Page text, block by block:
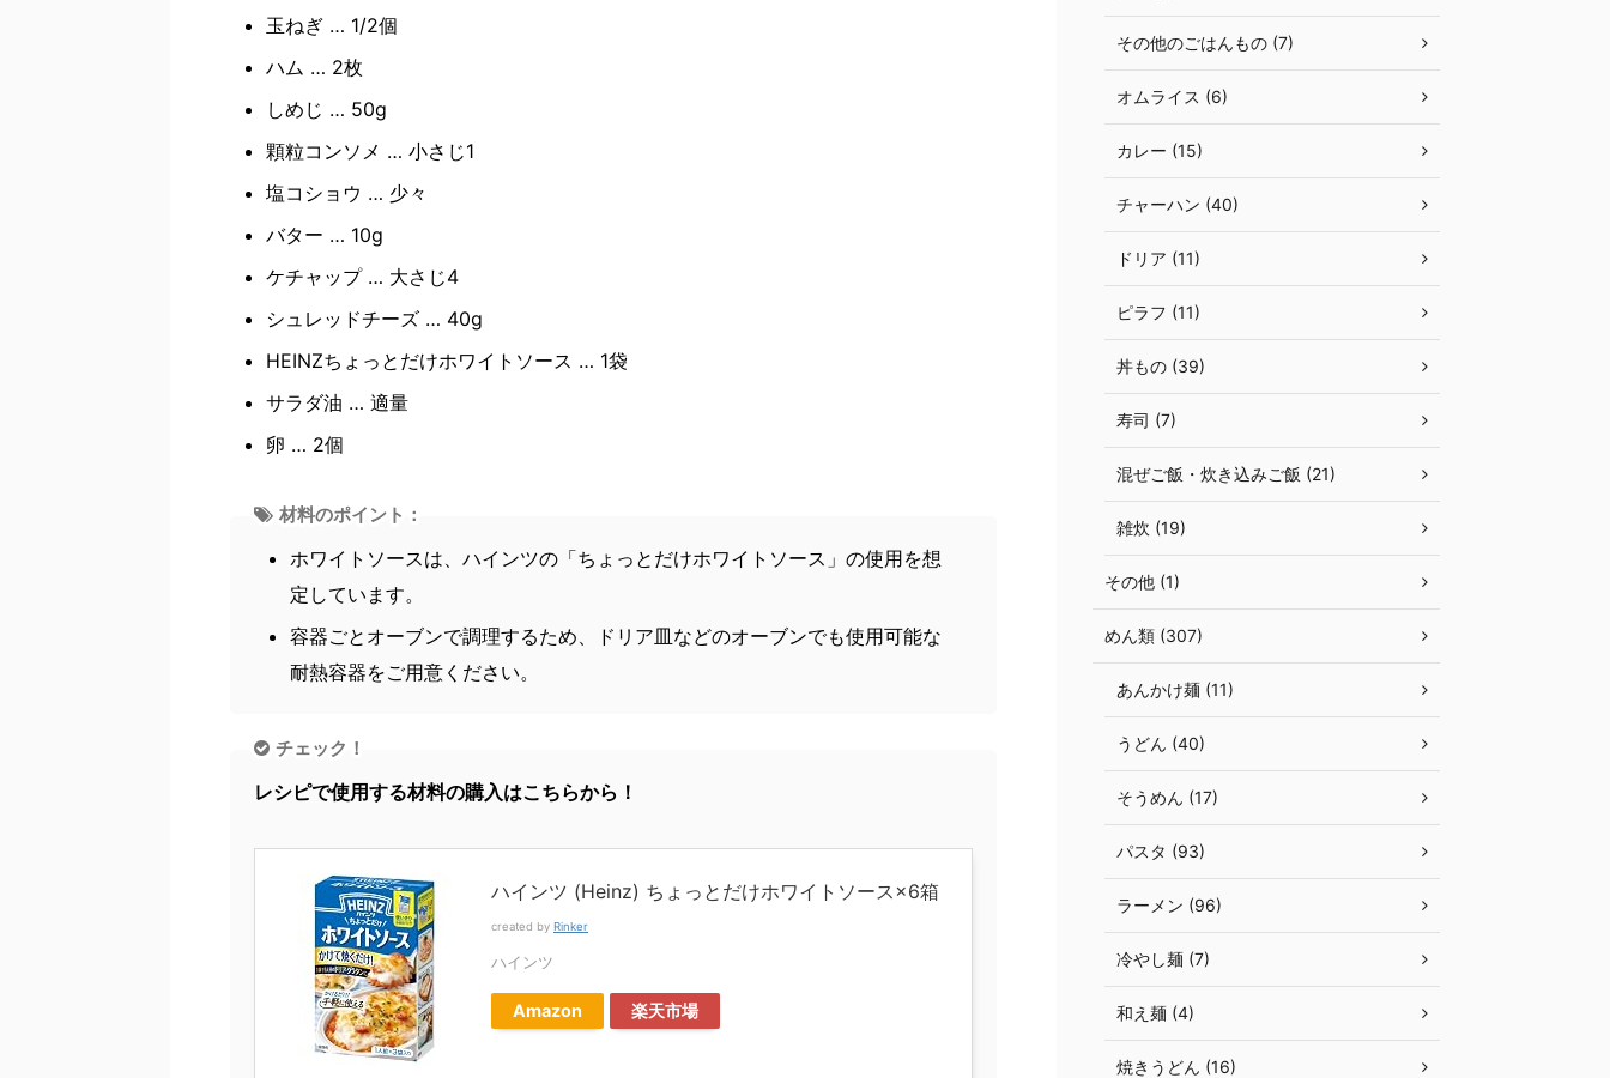
玉ねぎ … 1/2個
ハム … 2枚
しめじ … 50g
顆粒コンソメ … 小さじ1
塩コショウ … 少々
バター … 10g
ケチャップ … 大さじ4
シュレッドチーズ … 40g
HEINZちょっとだけホワイトソース … 1袋
サラダ油 … 適量
卵 … 2個
材料のポイント：
ホワイトソースは、ハインツの「ちょっとだけホワイトソース」の使用を想
定しています。
容器ごとオーブンで調理するため、ドリア皿などのオーブンでも使用可能な
耐熱容器をご用意ください。
チェック！
レシピで使用する材料の購入はこちらから！
ハインツ (Heinz) ちょっとだけホワイトソース×6箱
created by Rinker
ハインツ
Amazon 楽天市場
その他のごはんもの (7)
オムライス (6)
カレー (15)
チャーハン (40)
ドリア (11)
ピラフ (11)
丼もの (39)
寿司 (7)
混ぜご飯・炊き込みご飯 (21)
雑炊 (19)
その他 (1)
めん類 (307)
あんかけ麺 (11)
うどん (40)
そうめん (17)
パスタ (93)
ラーメン (96)
冷やし麺 (7)
和え麺 (4)
焼きうどん (16)